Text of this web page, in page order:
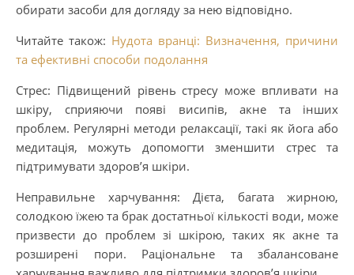
обирати засоби для догляду за нею відповідно.
Читайте також: Нудота вранці: Визначення, причини
та ефективні способи подолання
Стрес: Підвищений рівень стресу може впливати на
шкіру, сприяючи появі висипів, акне та інших
проблем. Регулярні методи релаксації, такі як йога або
медитація, можуть допомогти зменшити стрес та
підтримувати здоров’я шкіри.
Неправильне харчування: Дієта, багата жирною,
солодкою їжею та брак достатньої кількості води, може
призвести до проблем зі шкірою, таких як акне та
розширені пори. Раціональне та збалансоване